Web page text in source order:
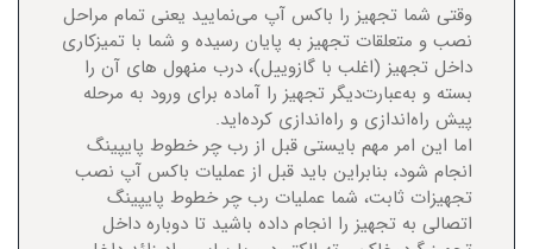
وقتی شما تجهیز را باکس آپ می‌نمایید یعنی تمام مراحل
نصب و متعلقات تجهیز به پایان رسیده و شما با تمیزکاری
داخل تجهیز (اغلب با گازوییل)، درب منهول های آن را
بسته و به‌عبارت‌دیگر تجهیز را آماده برای ورود به مرحله
پیش راه‌اندازی و راه‌اندازی کرده‌اید.
اما این امر مهم بایستی قبل از رب چر خطوط پایپینگ
انجام شود، بنابراین باید قبل از عملیات باکس آپ نصب
تجهیزات ثابت، شما عملیات رب چر خطوط پایپینگ
اتصالی به تجهیز را انجام داده باشید تا دوباره داخل